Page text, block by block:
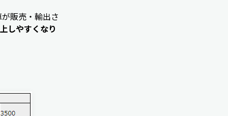
販売・輸出さ
しやすくなり